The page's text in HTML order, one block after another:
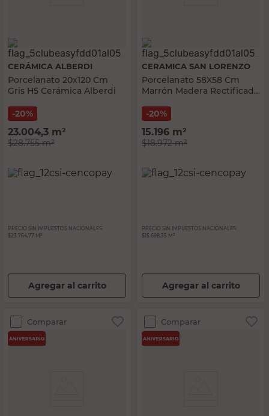
CERÁMICA ALBERDI
Porcelanato 20x120 Cm
Gris H5 Cerámica Alberdi
20%
23.004,3 m²
$28.755m²
PRECIO SIN IMPUESTOS NACIONALES:
$23.764,77 M²
Agregar al carrito
CERAMICA SAN LORENZO
Porcelanato 58X58 Cm
Marrón Madera Rectificado
20%
15.196 m²
$18.972m²
PRECIO SIN IMPUESTOS NACIONALES:
$15.698,35 M²
Agregar al carrito
Comparar Comparar